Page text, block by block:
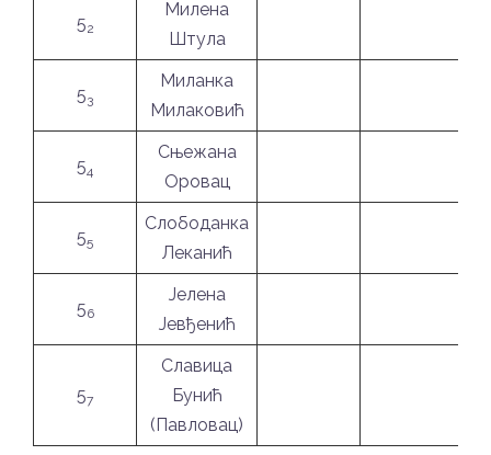
52
Милена
Штула
53
Миланка
Милаковић
54
Сњежана
Оровац
55
Слободанка
Леканић
56
Јелена
Јевђенић
57
Славица
Бунић
(Павловац)